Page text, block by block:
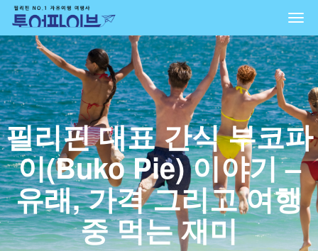
필리핀 대표 간식 부코파
이(Buko Pie) 이야기 –
유래, 가격 그리고 여행
중 먹는 재미